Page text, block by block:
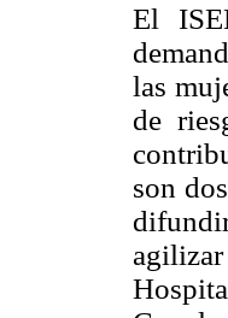
El
las
de
son